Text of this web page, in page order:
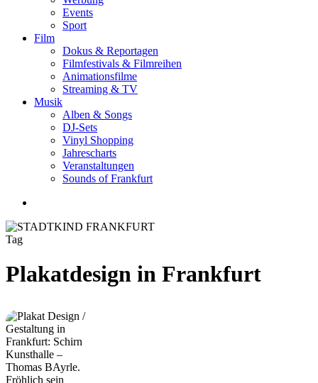
Events
Sport
Film
Dokus & Reportagen
Filmfestivals & Filmreihen
Animationsfilme
Streaming & TV
Musik
Alben & Songs
DJ-Sets
Vinyl Shopping
Jahrescharts
Veranstaltungen
Sounds of Frankfurt
Tag
Plakatdesign in Frankfurt